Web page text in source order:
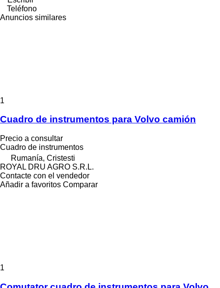
Teléfono
Anuncios similares
1
Cuadro de instrumentos para Volvo camión
Precio a consultar
Cuadro de instrumentos
Rumanía, Cristesti
ROYAL DRU AGRO S.R.L.
Contacte con el vendedor
Añadir a favoritos Comparar
1